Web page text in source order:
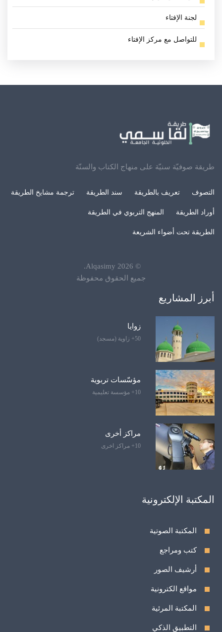
لجنة الإفتاء
للتواصل مع مركز الإفتاء
طريقة صوفيّة سنيّة على منهاج الكتاب والسنّة
التصوف تعريف بالطريقة سند الطريقة ترجمة مشايخ الطريقة
أوراد الطريقة المنهج التربوي في الطريقة
الطريقة تحت أضواء الشريعة
©
2026
Alqasimy
.
جميع الحقوق محفوظة
أبرز المشاريع
زوايا
50+ زاوية (مسجد)
مؤسّسات تربوية
10+ مؤسسة تعليمية
مراكز أخرى
10+ مراكز اخرى
المكتبة الإلكترونية
المكتبة الصوتية
كتب ومراجع
أرشيف الصور
مواقع الكترونية
المكتبة المرئية
التطبيق الذكي